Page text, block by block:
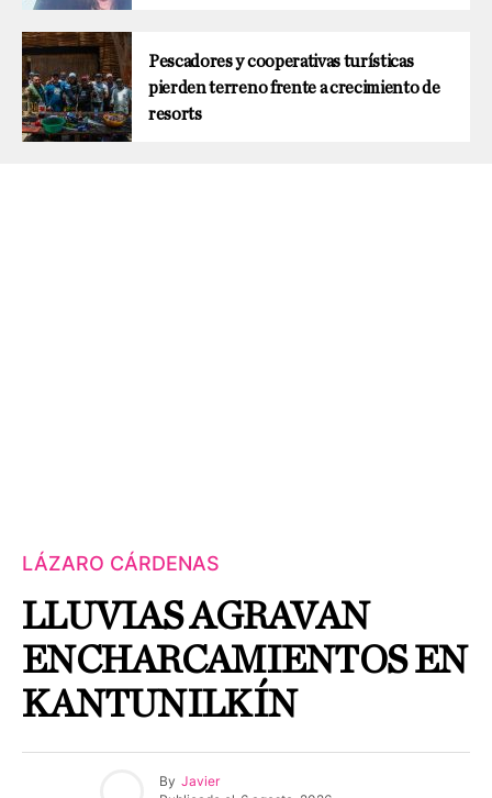
Pescadores y cooperativas turísticas
pierden terreno frente a crecimiento de
resorts
LÁZARO CÁRDENAS
LLUVIAS AGRAVAN
ENCHARCAMIENTOS EN
KANTUNILKÍN
By Javier